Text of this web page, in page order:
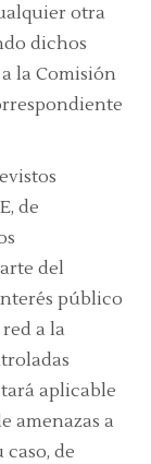
otra
dichos
la Comisión
de
del
público
a la
aplicable
amenazas a
de